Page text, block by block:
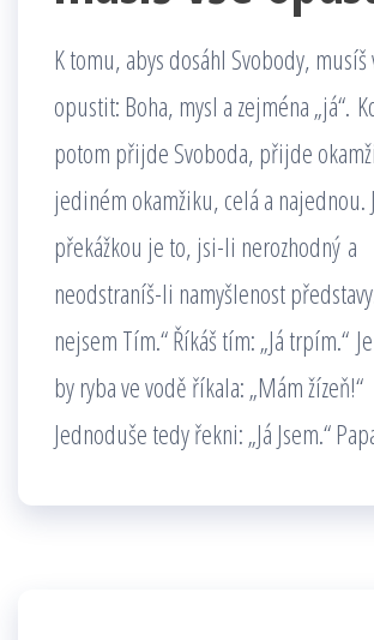
K tomu, abys dosáhl Svobody, musíš
opustit: Boha, mysl a zejména „já“.
potom přijde Svoboda, přijde
jediném okamžiku, celá a najednou.
překážkou je to, jsi-li nerozhodný a
neodstraníš-li namyšlenost
nejsem Tím.“ Říkáš tím: „Já trpím.“
by ryba ve vodě říkala: „Mám žízeň!“
Jednoduše tedy řekni: „Já Jsem.“